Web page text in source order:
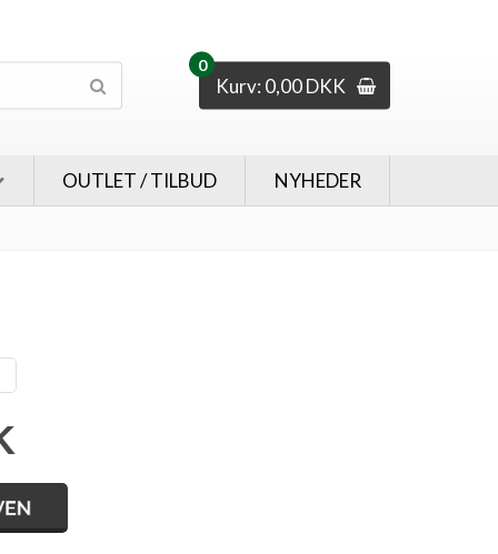
0
Kurv: 0,00 DKK
OUTLET / TILBUD NYHEDER